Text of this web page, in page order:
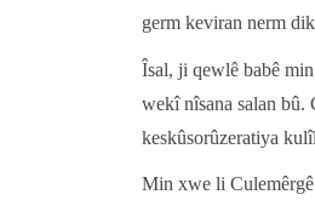
germ keviran nerm
Îsal, ji qewlê babê
wekî nîsana salan bû.
keskûsorûzeratiya
Min xwe li